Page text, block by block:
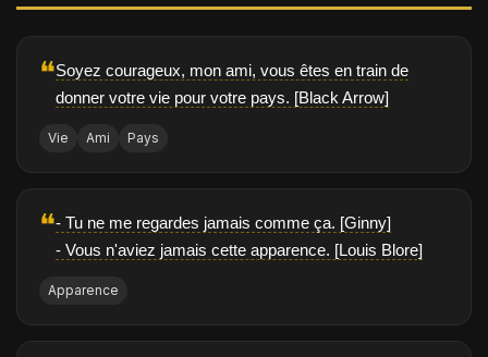
❝Soyez courageux, mon ami, vous êtes en train de
donner votre vie pour votre pays. [Black Arrow]
Vie Ami Pays
❝- Tu ne me regardes jamais comme ça. [Ginny]
- Vous n'aviez jamais cette apparence. [Louis Blore]
Apparence